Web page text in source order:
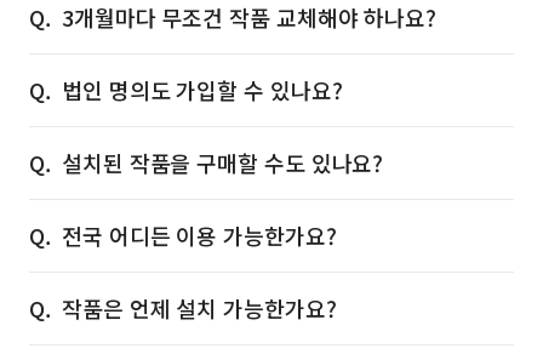
3개월마다 무조건 작품 교체해야 하나요?
법인 명의도 가입할 수 있나요?
설치된 작품을 구매할 수도 있나요?
전국 어디든 이용 가능한가요?
작품은 언제 설치 가능한가요?